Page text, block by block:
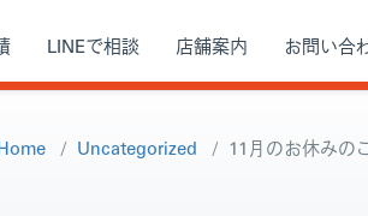
LINEで相談 店舗案内 お問い合
/ Uncategorized / 11月のお休みの